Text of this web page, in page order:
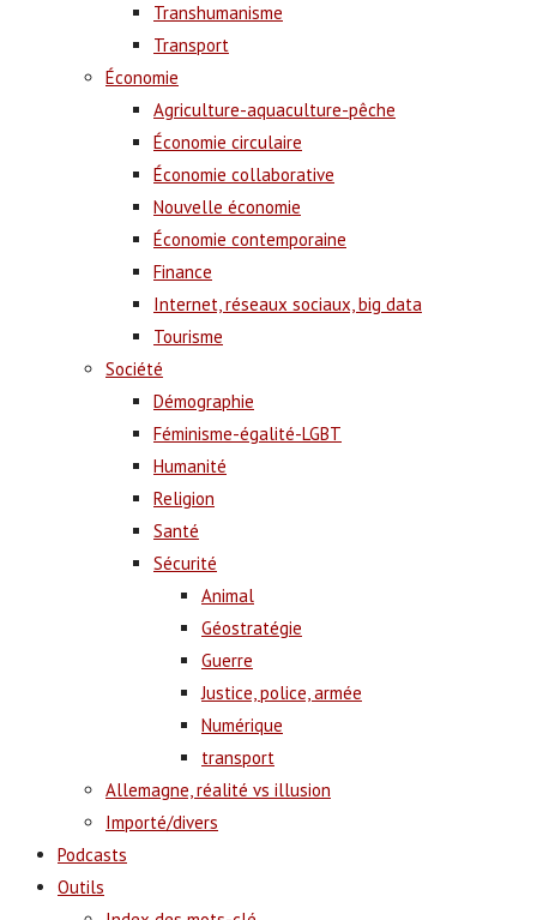
Transhumanisme
Transport
Économie
Agriculture-aquaculture-pêche
Économie circulaire
Économie collaborative
Nouvelle économie
Économie contemporaine
Finance
Internet, réseaux sociaux, big data
Tourisme
Société
Démographie
Féminisme-égalité-LGBT
Humanité
Religion
Santé
Sécurité
Animal
Géostratégie
Guerre
Justice, police, armée
Numérique
transport
Allemagne, réalité vs illusion
Importé/divers
Podcasts
Outils